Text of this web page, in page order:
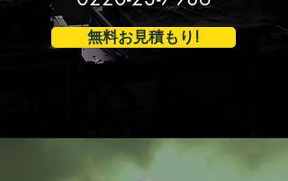
無料お見積もり!